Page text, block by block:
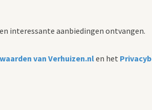
interessante aanbiedingen ontvangen.
van Verhuizen.nlen het